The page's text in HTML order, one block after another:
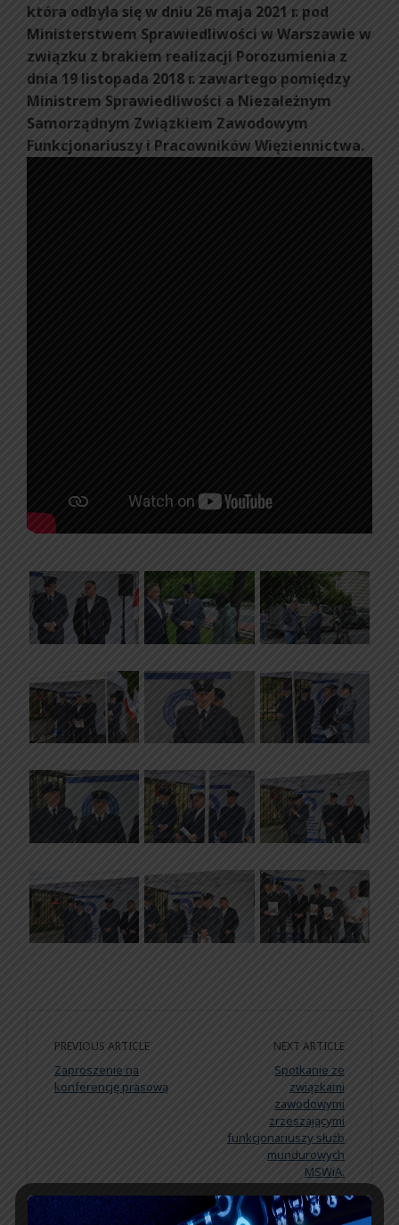
która odbyła się w dniu 26 maja 2021 r. pod
Ministerstwem Sprawiedliwości w Warszawie w
związku z brakiem realizacji Porozumienia z
dnia 19 listopada 2018 r. zawartego pomiędzy
Ministrem Sprawiedliwości a Niezależnym
Samorządnym Związkiem Zawodowym
Funkcjonariuszy i Pracowników Więziennictwa.
PREVIOUS ARTICLE
Zaproszenie na
konferencję prasową
NEXT ARTICLE
Spotkanie ze
związkami
zawodowymi
zrzeszającymi
funkcjonariuszy służb
mundurowych
MSWiA.